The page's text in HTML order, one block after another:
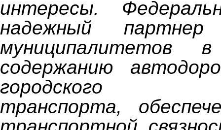
интересы.
надежный
муниципалитетов
содержанию
городского
транспорта,